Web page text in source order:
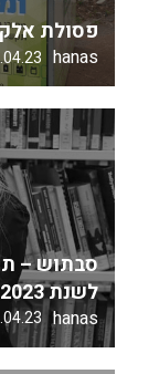
פסולת
hanas
סבתוש –
לשנת 2023
hanas